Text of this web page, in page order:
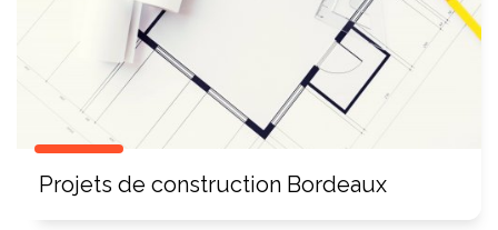
Projets de construction Bordeaux